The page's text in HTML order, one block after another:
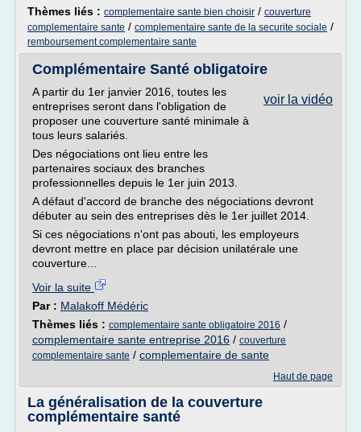
Thèmes liés : complementaire sante bien choisir / couverture
complementaire sante / complementaire sante de la securite sociale /
remboursement complementaire sante
Complémentaire Santé obligatoire
voir la vidéo
A partir du 1er janvier 2016, toutes les
entreprises seront dans l'obligation de
proposer une couverture santé minimale à
tous leurs salariés.
Des négociations ont lieu entre les
partenaires sociaux des branches
professionnelles depuis le 1er juin 2013.
A défaut d'accord de branche des négociations devront
débuter au sein des entreprises dès le 1er juillet 2014.
Si ces négociations n'ont pas abouti, les employeurs
devront mettre en place par décision unilatérale une
couverture...
Voir la suite
Par : Malakoff Médéric
Thèmes liés : complementaire sante obligatoire 2016 /
complementaire sante entreprise 2016 / couverture
complementaire sante / complementaire de sante
Haut de page
La généralisation de la couverture
complémentaire santé